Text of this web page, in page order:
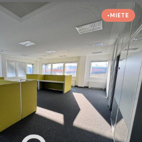
MIETE